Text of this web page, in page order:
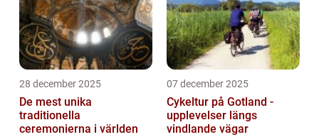
28 december 2025
De mest unika
traditionella
ceremonierna i världen
07 december 2025
Cykeltur på Gotland -
upplevelser längs
vindlande vägar